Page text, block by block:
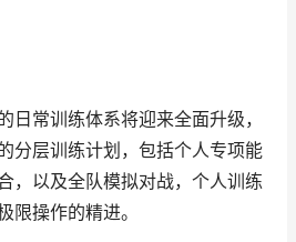
日常训练体系将迎来全面升级，
分层训练计划，包括个人专项能
，以及全队模拟对战，个人训练
限操作的精进。